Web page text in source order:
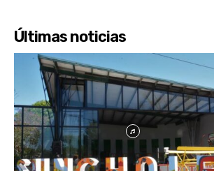
Últimas noticias